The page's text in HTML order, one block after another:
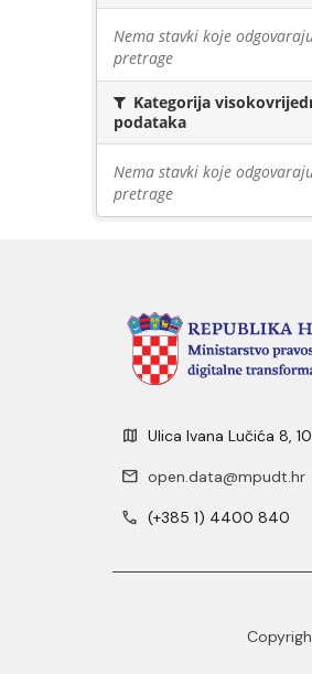
Nema stavki koje
pretrage
Kategorija
podataka
Nema stavki koje
pretrage